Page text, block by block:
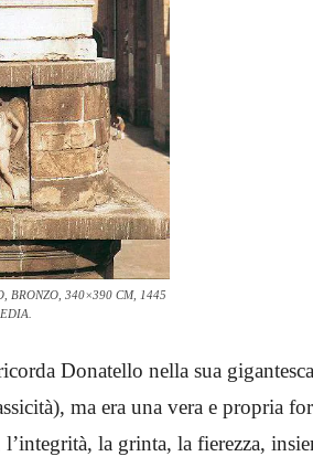
BRONZO, 340×390 CM, 1445
Donatello nella sua gigantesca
ma era una vera e propria
la grinta, la fierezza,